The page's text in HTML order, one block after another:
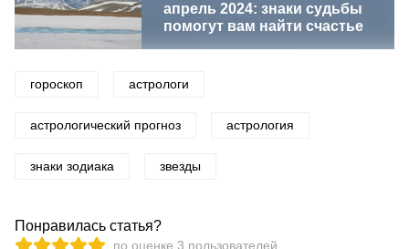
апрель 2024: знаки судьбы
помогут вам найти счастье
гороскоп астрологи
астрологический прогноз астрология
знаки зодиака звезды
Понравилась статья?
по оценке 3 пользователей